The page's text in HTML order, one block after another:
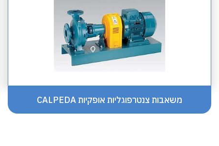
משאבות צנטרפוגליות אופקיות CALPEDA